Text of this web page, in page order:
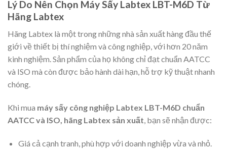
Lý Do Nên Chọn Máy Sấy Labtex LBT-M6D Từ
Hãng Labtex
Hãng Labtex là một trong những nhà sản xuất hàng đầu thế
giới về thiết bị thí nghiệm và công nghiệp, với hơn 20 năm
kinh nghiệm. Sản phẩm của họ không chỉ đạt chuẩn AATCC
và ISO mà còn được bảo hành dài hạn, hỗ trợ kỹ thuật nhanh
chóng.
Khi mua máy sấy công nghiệp Labtex LBT-M6D chuẩn
AATCC và ISO, hãng Labtex sản xuất, bạn sẽ nhận được:
Giá cả cạnh tranh, phù hợp với doanh nghiệp vừa và nhỏ.